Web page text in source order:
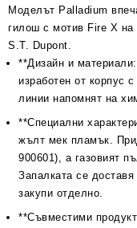
Моделът Palladium
гилош с мотив Fire X на
S.T. Dupont.
**Дизайн и
изработен от корпус
линии напомнят на
**Специални
жълт мек пламък.
900601), а газовият
Запалката се
закупи отделно.
**Съвместими